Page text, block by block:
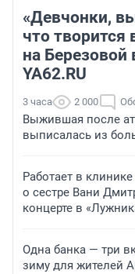
«Девчонки,
что
на Березовой
YA62.RU
3 часа 2 000
Выжившая после
выписалась из
Работает в
о сестре Вани
концерте в
Одна банка — три
зиму для жителей